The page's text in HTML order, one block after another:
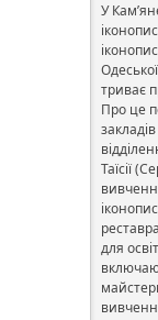
У
триває
Про це
Таїсії
для